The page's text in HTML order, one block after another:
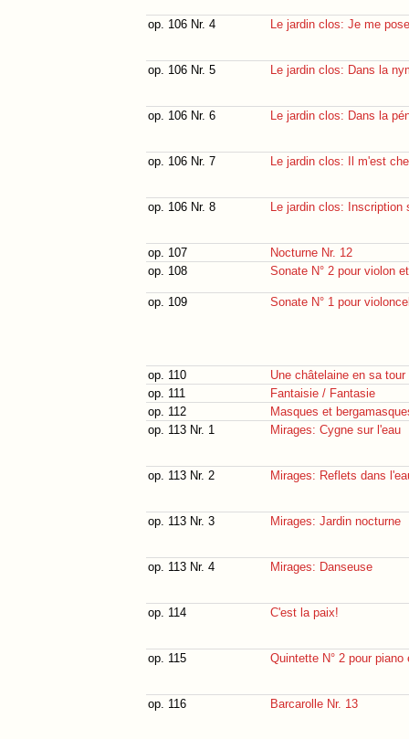
op. 106 Nr. 4 Le jardin clos: Je me
op. 106 Nr. 5 Le jardin clos: Dans la
op. 106 Nr. 6 Le jardin clos: Dans la
op. 106 Nr. 7 Le jardin clos: Il m'est
op. 106 Nr. 8 Le jardin clos: Inscription
op. 107
Nocturne Nr. 12
op. 108
Sonate N° 2 pour violon
op. 109 Sonate N° 1 pour
op. 110
Une châtelaine en sa tour
op. 111
Fantaisie / Fantasie
op. 112
Masques et
op. 113 Nr. 1
Mirages: Cygne sur l'eau
op. 113 Nr. 2 Mirages: Reflets dans
op. 113 Nr. 3 Mirages: Jardin nocturne
op. 113 Nr. 4 Mirages: Danseuse
op. 114 C'est la paix!
op. 115 Quintette N° 2 pour
op. 116 Barcarolle Nr. 13